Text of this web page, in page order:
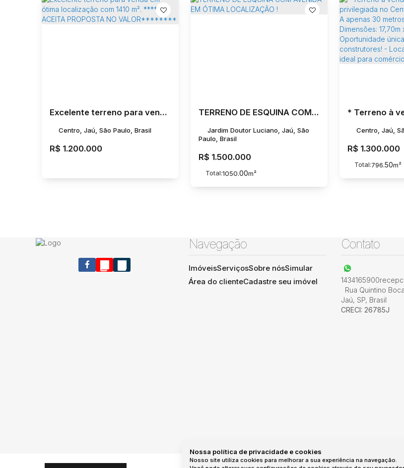
Nossa política de privacidade e cookies
Nosso site utiliza cookies para melhorar a sua experiência na navegação.
Excelente terreno para venda em ótima localização com 1410 m². **** ACEITA PROPOSTA NO VALOR********
R$ 1.200.000
Centro, Jaú, São Paulo, Brasil
TERRENO DE ESQUINA COM AVENIDA EM ÓTIMA LOCALIZAÇÃO !
R$ 1.500.000
Jardim Doutor Luciano, Jaú, São
Paulo, Brasil
Total:1050.00m²
R$ 1.300.000
Centro, Jaú,
Total:796.50m²
Navegação
ImóveisServiçosSobre nósSimular
Área do clienteCadastre seu imóvel
Contato
1434165900
Rua Quintino
Jaú, SP, Brasil
CRECI: 26785J